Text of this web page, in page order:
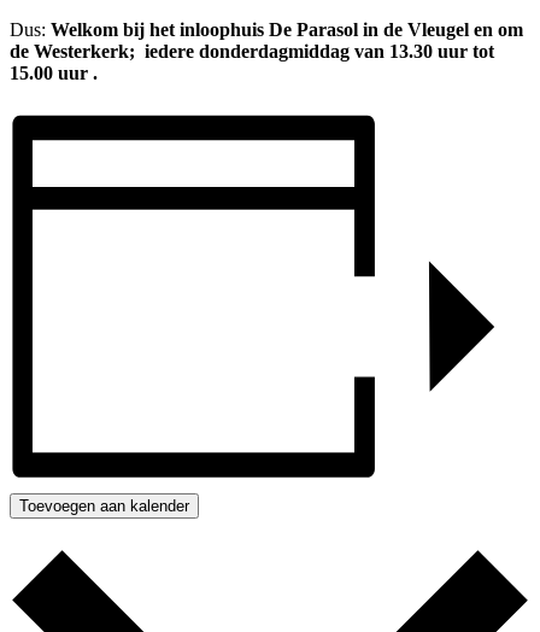
Dus: Welkom bij het inloophuis De Parasol in de Vleugel en om
de Westerkerk; iedere donderdagmiddag van 13.30 uur tot
15.00 uur .
Toevoegen aan kalender